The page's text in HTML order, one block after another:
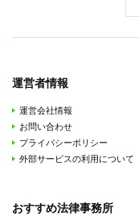
運営者情報
運営会社情報
お問い合わせ
プライバシーポリシー
外部サービスの利用について
おすすめ法律事務所